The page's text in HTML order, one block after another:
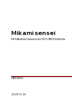
Mikami sensei
Mr Mikamis Classroom S01 HBO MAXda
HBO MAX
2025 10 20